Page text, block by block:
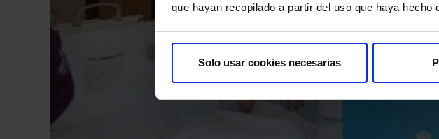
que hayan recopilado a partir del uso que haya hecho
Solo usar cookies necesarias